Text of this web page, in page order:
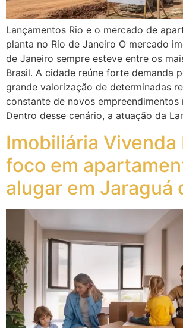
Lançamentos Rio e o mercado de
planta no Rio de Janeiro O mercado
de Janeiro sempre esteve entre os
Brasil. A cidade reúne forte demanda
grande valorização de determinadas
constante de novos empreendimentos
Dentro desse cenário, a atuação da
Imobiliária Vivenda
foco em
alugar em Jaraguá